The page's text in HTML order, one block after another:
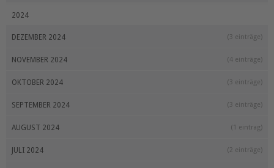
2024
DEZEMBER 2024 (3 einträge)
NOVEMBER 2024 (4 einträge)
OKTOBER 2024 (3 einträge)
SEPTEMBER 2024 (3 einträge)
AUGUST 2024 (1 eintrag)
JULI 2024 (2 einträge)